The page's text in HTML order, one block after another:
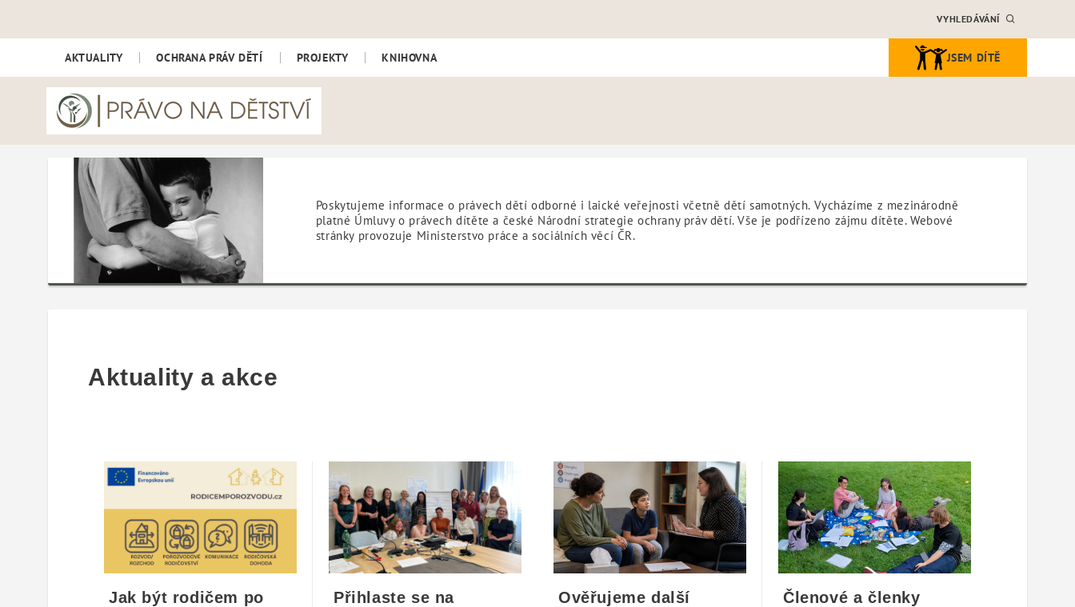
VYHLEDÁVÁNÍ
AKTUALITY OCHRANA PRÁV DĚTÍ PROJEKTY KNIHOVNA JSEM DÍTĚ
Poskytujeme informace o právech dětí odborné i laické veřejnosti včetně dětí samotných. Vycházíme z mezinárodně
platné Úmluvy o právech dítěte a české Národní strategie ochrany práv dětí. Vše je podřízeno zájmu dítěte. Webové
stránky provozuje Ministerstvo práce a sociálních věcí ČR.
Aktuality a akce
Jak být rodičem po
Přihlaste se na
Ověřujeme další
Členové a členky